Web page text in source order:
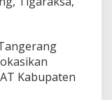
Kabupaten